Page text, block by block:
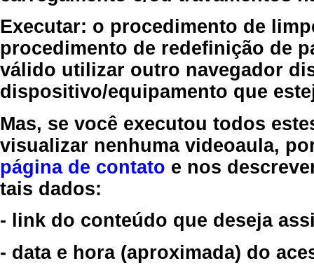
Executar: o procedimento de
procedimento de redefinição de
válido utilizar outro navegador
dispositivo/equipamento que
Mas, se você executou todos
visualizar nenhuma videoaula,
página de contato e nos
tais dados:
- link do conteúdo que deseja
- data e hora (aproximada) do